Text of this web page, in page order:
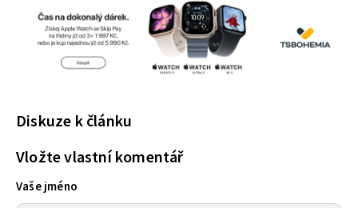
Diskuze k článku
Vložte vlastní komentář
Vaše jméno